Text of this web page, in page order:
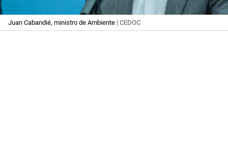
Juan Cabandié, ministro de Ambiente | CEDOC